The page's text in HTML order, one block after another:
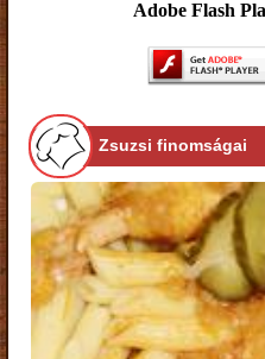
Adobe Flash
Zsuzsi finomságai